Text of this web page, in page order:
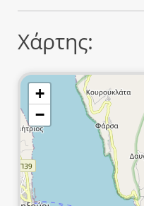
Χάρτης:
+
−